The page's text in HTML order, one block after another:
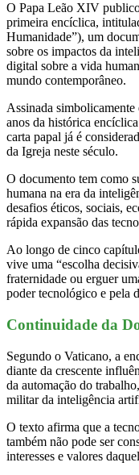
O Papa Leão XIV
primeira encíclica,
Humanidade”), um
sobre os impactos da
digital sobre a vida
mundo contemporâneo.
Assinada
anos da histórica encíclica
carta papal já é
da Igreja neste século.
O documento tem como
humana na era da
desafios éticos, sociais,
rápida expansão das
Ao longo de cinco
vive uma “escolha
fraternidade ou erguer
poder tecnológico e pela
Continuidade da
Segundo o Vaticano, a
diante da crescente
da automação do
militar da inteligência
O texto afirma que a
também não pode ser
interesses e valores